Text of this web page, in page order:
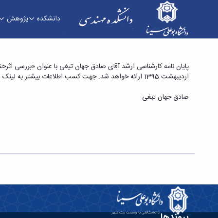
دانشکده پژوهش
پایان نامه کارشناسی ارشد آقای صادق جهان
طرح های مختلف خنک کننده» - دانشکده فنی و
اردیبهشت 1395 ارائه خواهد شد. جهت کسب اطلاعات بیشتر به لینک زیر مراجعه فرمایید:
صادق جهان تیغی